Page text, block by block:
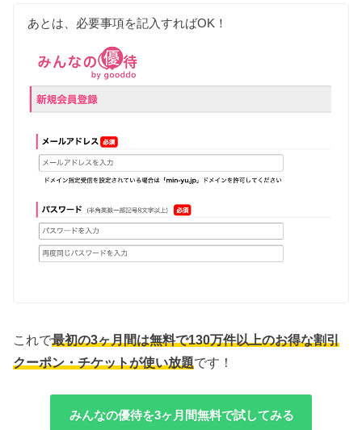
あとは、必要事項を記入すればOK！
これで最初の3ヶ月間は無料で130万件以上のお得な割引
クーポン・チケットが使い放題です！
みんなの優待を3ヶ月間無料で試してみる